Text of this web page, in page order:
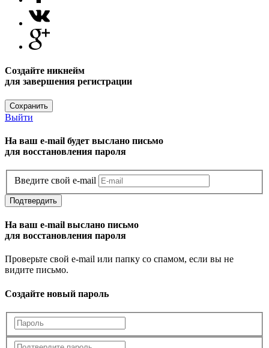
Создайте никнейм
для завершения регистрации
Сохранить
Выйти
На ваш e-mail будет выслано письмо
для восстановления пароля
Введите свой e-mail
Подтвердить
На ваш e-mail выслано письмо
для восстановления пароля
Проверьте свой e-mail или папку со спамом, если вы не
видите письмо.
Создайте новый пароль